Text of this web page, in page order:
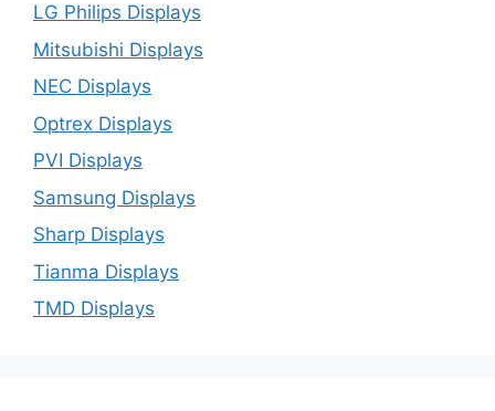
LG Philips Displays
Mitsubishi Displays
NEC Displays
Optrex Displays
PVI Displays
Samsung Displays
Sharp Displays
Tianma Displays
TMD Displays